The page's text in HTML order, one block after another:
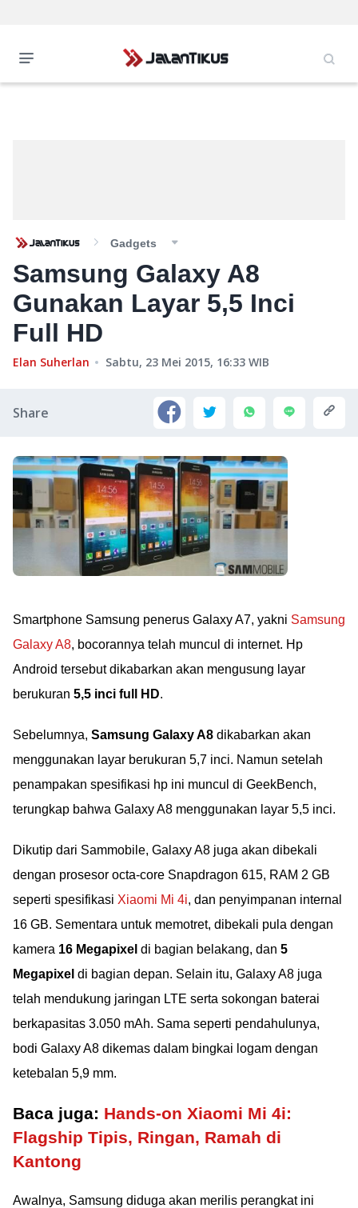
Gadgets
Samsung Galaxy A8
Gunakan Layar 5,5 Inci
Full HD
Elan Suherlan Sabtu, 23 Mei 2015, 16:33 WIB
Share
Smartphone Samsung penerus Galaxy A7, yakni Samsung
Galaxy A8, bocorannya telah muncul di internet. Hp
Android tersebut dikabarkan akan mengusung layar
berukuran 5,5 inci full HD.
Sebelumnya, Samsung Galaxy A8 dikabarkan akan
menggunakan layar berukuran 5,7 inci. Namun setelah
penampakan spesifikasi hp ini muncul di GeekBench,
terungkap bahwa Galaxy A8 menggunakan layar 5,5 inci.
Dikutip dari Sammobile, Galaxy A8 juga akan dibekali
dengan prosesor octa-core Snapdragon 615, RAM 2 GB
seperti spesifikasi Xiaomi Mi 4i, dan penyimpanan internal
16 GB. Sementara untuk memotret, dibekali pula dengan
kamera 16 Megapixel di bagian belakang, dan 5
Megapixel di bagian depan. Selain itu, Galaxy A8 juga
telah mendukung jaringan LTE serta sokongan baterai
berkapasitas 3.050 mAh. Sama seperti pendahulunya,
bodi Galaxy A8 dikemas dalam bingkai logam dengan
ketebalan 5,9 mm.
Baca juga: Hands-on Xiaomi Mi 4i:
Flagship Tipis, Ringan, Ramah di
Kantong
Awalnya, Samsung diduga akan merilis perangkat ini